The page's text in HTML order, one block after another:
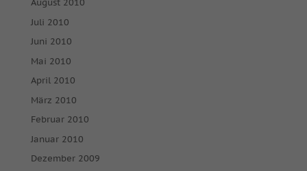
August 2010
Juli 2010
Juni 2010
Mai 2010
April 2010
März 2010
Februar 2010
Januar 2010
Dezember 2009